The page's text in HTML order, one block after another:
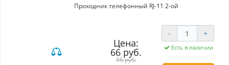
Проходник телефонный RJ-11 2-ой
Цена:
66 руб.
86 руб.
- +
Есть в наличии